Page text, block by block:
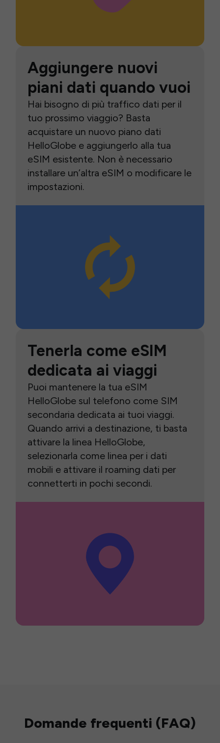
Aggiungere nuovi
piani dati quando vuoi
Hai bisogno di più traffico dati per il
tuo prossimo viaggio? Basta
acquistare un nuovo piano dati
HelloGlobe e aggiungerlo alla tua
eSIM esistente. Non è necessario
installare un’altra eSIM o modificare le
impostazioni.
Tenerla come eSIM
dedicata ai viaggi
Puoi mantenere la tua eSIM
HelloGlobe sul telefono come SIM
secondaria dedicata ai tuoi viaggi.
Quando arrivi a destinazione, ti basta
attivare la linea HelloGlobe,
selezionarla come linea per i dati
mobili e attivare il roaming dati per
connetterti in pochi secondi.
Domande frequenti (FAQ)